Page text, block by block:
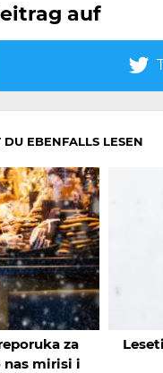
auf
DU EBENFALLS LESEN
za
nas mirisi i